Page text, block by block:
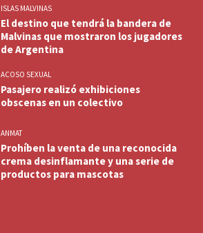
ISLAS MALVINAS
El destino que tendrá la bandera de
Malvinas que mostraron los jugadores
de Argentina
ACOSO SEXUAL
Pasajero realizó exhibiciones
obscenas en un colectivo
ANMAT
Prohíben la venta de una reconocida
crema desinflamante y una serie de
productos para mascotas